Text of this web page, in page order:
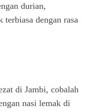
durian,
dengan rasa
di Jambi, cobalah
nasi lemak di